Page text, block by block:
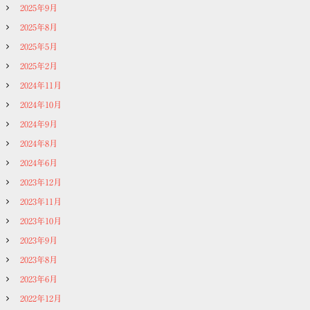
2025年9月
2025年8月
2025年5月
2025年2月
2024年11月
2024年10月
2024年9月
2024年8月
2024年6月
2023年12月
2023年11月
2023年10月
2023年9月
2023年8月
2023年6月
2022年12月